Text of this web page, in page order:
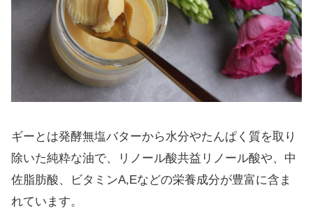
ギーとは発酵無塩バターから水分やたんぱく質を取り
除いた純粋な油で、リノール酸共益リノール酸や、中
佐脂肪酸、ビタミンA,Eなどの栄養成分が豊富に含ま
れています。